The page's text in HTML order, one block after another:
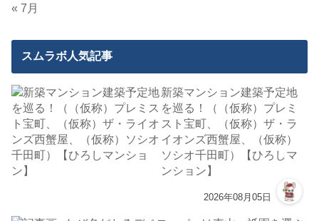
« 7月
スムラボ人気記事
新築マンション建築予定地
を巡る！（（仮称）プレミ
スト宝町、（仮称）ザ・ラ
イオンズ西蟹屋、（仮称）
ソシオ千田町）【ひろしマ
ンション】
2026年08月05日